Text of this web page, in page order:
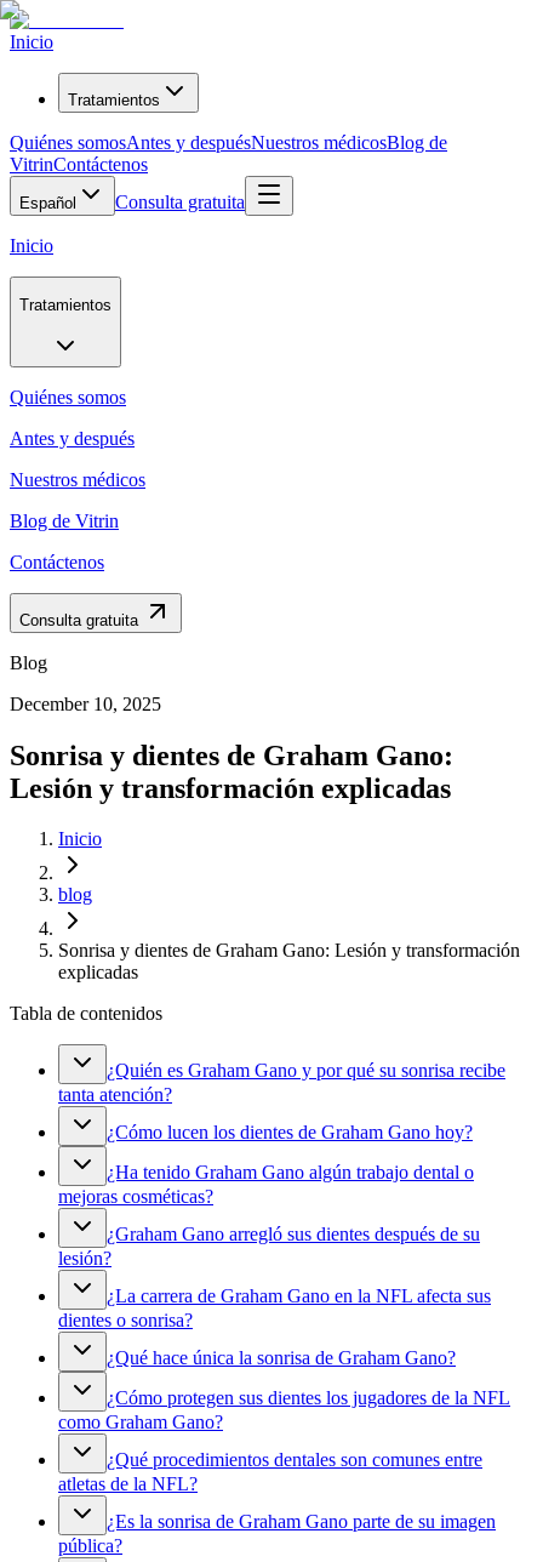
Inicio
Tratamientos
Quiénes somosAntes y despuésNuestros médicosBlog de
VitrinContáctenos
Español Consulta gratuita
Inicio
Tratamientos
Quiénes somos
Antes y después
Nuestros médicos
Blog de Vitrin
Contáctenos
Consulta gratuita
Blog
December 10, 2025
Sonrisa y dientes de Graham Gano:
Lesión y transformación explicadas
Inicio
blog
Sonrisa y dientes de Graham Gano: Lesión y transformación
explicadas
Tabla de contenidos
¿Quién es Graham Gano y por qué su sonrisa recibe
tanta atención?
¿Cómo lucen los dientes de Graham Gano hoy?
¿Ha tenido Graham Gano algún trabajo dental o
mejoras cosméticas?
¿Graham Gano arregló sus dientes después de su
lesión?
¿La carrera de Graham Gano en la NFL afecta sus
dientes o sonrisa?
¿Qué hace única la sonrisa de Graham Gano?
¿Cómo protegen sus dientes los jugadores de la NFL
como Graham Gano?
¿Qué procedimientos dentales son comunes entre
atletas de la NFL?
¿Es la sonrisa de Graham Gano parte de su imagen
pública?